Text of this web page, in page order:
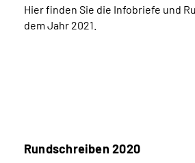
Hier finden Sie die Infobriefe und
dem Jahr 2021.
Rundschreiben 2020